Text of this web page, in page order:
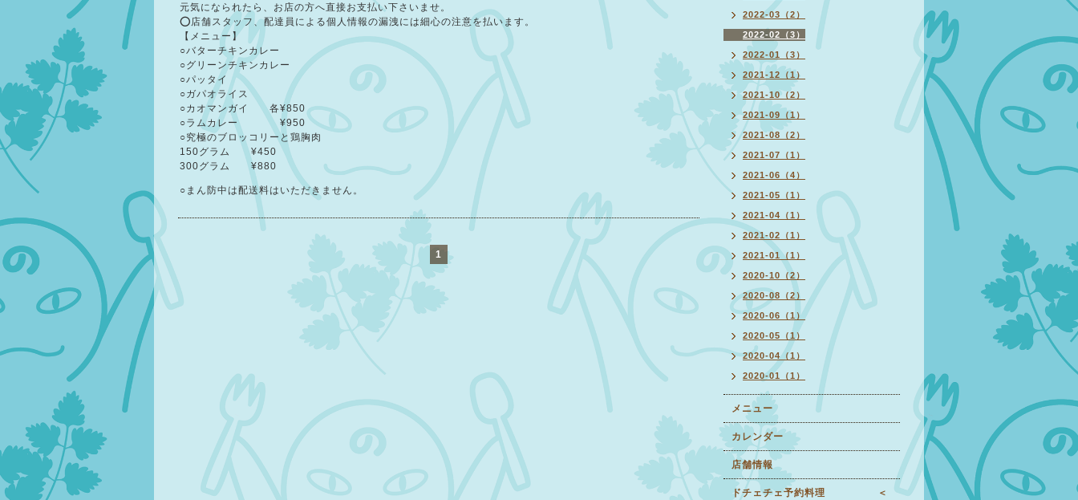
元気になられたら、お店の方へ直接お支払い下さいませ。
⭕店舗スタッフ、配達員による個人情報の漏洩には細心の注意を払います。
【メニュー】
○バターチキンカレー
○グリーンチキンカレー
○パッタイ
○ガパオライス
○カオマンガイ　　各¥850
○ラムカレー　　　　¥950
○究極のブロッコリーと鶏胸肉
150グラム　　¥450
300グラム　　¥880
○まん防中は配送料はいただきません。
1
2022-03（2）
2022-02（3）
2022-01（3）
2021-12（1）
2021-10（2）
2021-09（1）
2021-08（2）
2021-07（1）
2021-06（4）
2021-05（1）
2021-04（1）
2021-02（1）
2021-01（1）
2020-10（2）
2020-08（2）
2020-06（1）
2020-05（1）
2020-04（1）
2020-01（1）
メニュー
カレンダー
店舗情報
ドチェチェ予約料理 ＜